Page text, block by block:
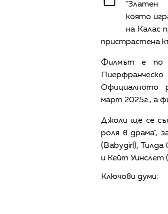
която
на Калас
пристрастена
Филмът е по
Официалното
март 2025г., а
Джоли ще се
роля в драма",
(Babygirl), Тилда
и Кейт Уинслет
Ключови думи: